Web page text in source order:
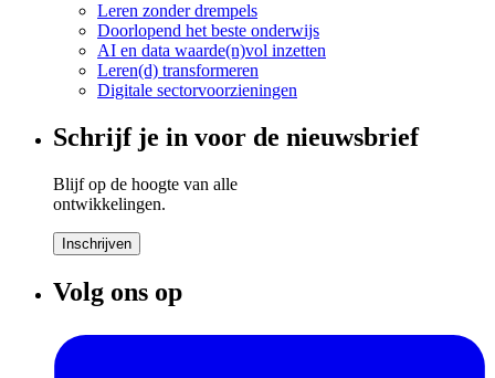
Leren zonder drempels
Doorlopend het beste onderwijs
AI en data waarde(n)vol inzetten
Leren(d) transformeren
Digitale sectorvoorzieningen
Schrijf je in voor de nieuwsbrief
Blijf op de hoogte van alle
ontwikkelingen.
Inschrijven
Volg ons op